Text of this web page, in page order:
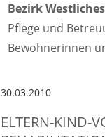
Bezirk
Pflege und
Bewohnerinnen
30.03.2010
ELTERN-KIND-